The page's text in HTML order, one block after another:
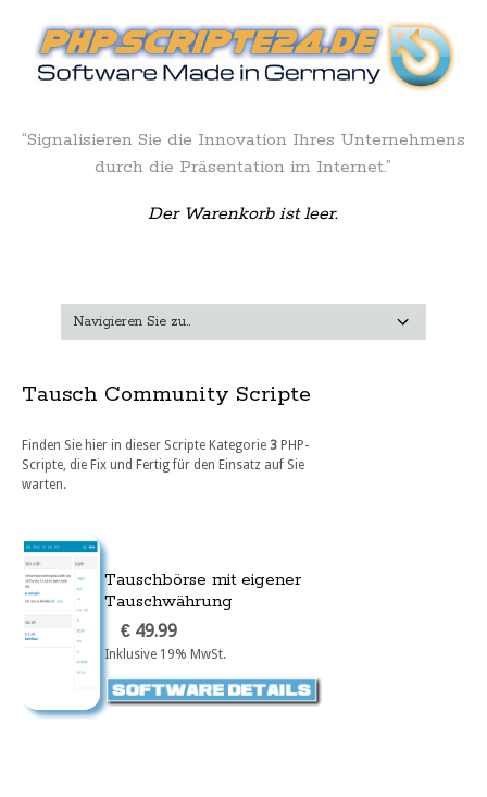
“Signalisieren Sie die Innovation Ihres Unternehmens
durch die Präsentation im Internet.”
Der Warenkorb ist leer.
Tausch Community Scripte
Finden Sie hier in dieser Scripte Kategorie 3 PHP-
Scripte, die Fix und Fertig für den Einsatz auf Sie
warten.
Tauschbörse mit eigener
Tauschwährung
€ 49.99
Inklusive 19% MwSt.